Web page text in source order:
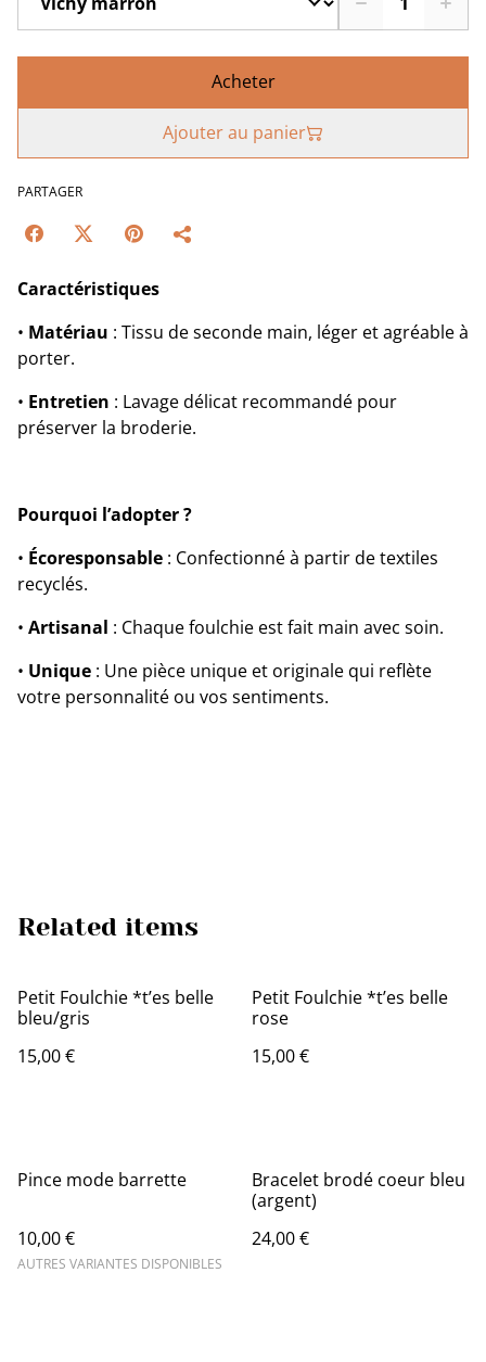
Acheter
Ajouter au panier
PARTAGER
Caractéristiques
• Matériau : Tissu de seconde main, léger et agréable à
porter.
• Entretien : Lavage délicat recommandé pour
préserver la broderie.
Pourquoi l’adopter ?
• Écoresponsable : Confectionné à partir de textiles
recyclés.
• Artisanal : Chaque foulchie est fait main avec soin.
• Unique : Une pièce unique et originale qui reflète
votre personnalité ou vos sentiments.
Related items
Petit Foulchie *t’es belle
bleu/gris
15,00 €
Petit Foulchie *t’es belle
rose
15,00 €
Pince mode barrette
10,00 €
AUTRES VARIANTES DISPONIBLES
Bracelet brodé coeur bleu
(argent)
24,00 €